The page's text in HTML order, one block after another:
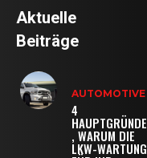
Aktuelle
Beiträge
AUTOMOTIVE
4
HAUPTGRÜNDE
, WARUM DIE
LKW-WARTUNG